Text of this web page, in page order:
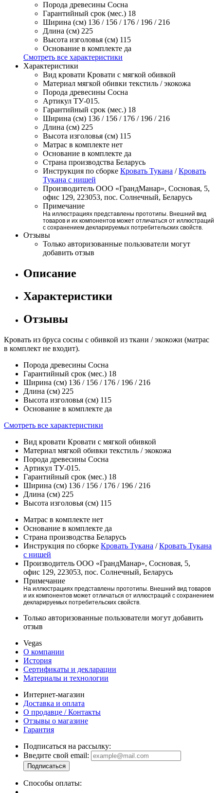
Порода древесины Сосна
Гарантийный срок (мес.) 18
Ширина (см) 136 / 156 / 176 / 196 / 216
Длина (см) 225
Высота изголовья (см) 115
Основание в комплекте да
Смотреть все характеристики
Характеристики
Вид кровати Кровати с мягкой обивкой
Материал мягкой обивки текстиль / экокожа
Порода древесины Сосна
Артикул ТУ-015.
Гарантийный срок (мес.) 18
Ширина (см) 136 / 156 / 176 / 196 / 216
Длина (см) 225
Высота изголовья (см) 115
Матрас в комплекте нет
Основание в комплекте да
Страна производства Беларусь
Инструкция по сборке Кровать Тукана /Кровать
Тукана с нишей
Производитель ООО «ГрандМанар», Сосновая, 5,
офис 129, 223053, пос. Солнечный, Беларусь
Примечание
На иллюстрациях представлены прототипы. Внешний вид
товаров и их компонентов может отличаться от иллюстраций
с сохранением декларируемых потребительских свойств.
Отзывы
Только авторизованные пользователи могут
добавить отзыв
Описание
Характеристики
Отзывы
Кровать из бруса сосны с обивкой из ткани / экокожи (матрас
в комплект не входит).
Порода древесины Сосна
Гарантийный срок (мес.) 18
Ширина (см) 136 / 156 / 176 / 196 / 216
Длина (см) 225
Высота изголовья (см) 115
Основание в комплекте да
Смотреть все характеристики
Вид кровати Кровати с мягкой обивкой
Материал мягкой обивки текстиль / экокожа
Порода древесины Сосна
Артикул ТУ-015.
Гарантийный срок (мес.) 18
Ширина (см) 136 / 156 / 176 / 196 / 216
Длина (см) 225
Высота изголовья (см) 115
Матрас в комплекте нет
Основание в комплекте да
Страна производства Беларусь
Инструкция по сборке Кровать Тукана /Кровать Тукана
с нишей
Производитель ООО «ГрандМанар», Сосновая, 5,
офис 129, 223053, пос. Солнечный, Беларусь
Примечание
На иллюстрациях представлены прототипы. Внешний вид товаров
и их компонентов может отличаться от иллюстраций с сохранением
декларируемых потребительских свойств.
Только авторизованные пользователи могут добавить
отзыв
Vegas
О компании
История
Сертификаты и декларации
Материалы и технологии
Интернет-магазин
Доставка и оплата
О продавце / Контакты
Отзывы о магазине
Гарантия
Подписаться на рассылку:
Введите свой email:
Способы оплаты: